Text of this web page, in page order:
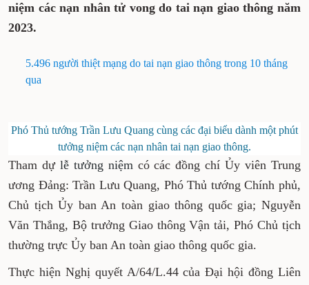
niệm các nạn nhân tử vong do tai nạn giao thông năm
2023.
5.496 người thiệt mạng do tai nạn giao thông trong 10 tháng
qua
Phó Thủ tướng Trần Lưu Quang cùng các đại biểu dành một phút
tưởng niệm các nạn nhân tai nạn giao thông.
Tham dựlễ tưởng niệmcó các đồng chí Ủy viên Trung
ương Đảng: Trần Lưu Quang, Phó Thủ tướng Chính phủ,
Chủ tịch Ủy ban An toàn giao thông quốc gia; Nguyễn
Văn Thắng, Bộ trưởng Giao thông Vận tải, Phó Chủ tịch
thường trực Ủy ban An toàn giao thông quốc gia.
Thực hiện Nghị quyết A/64/L.44 của Đại hội đồng Liên